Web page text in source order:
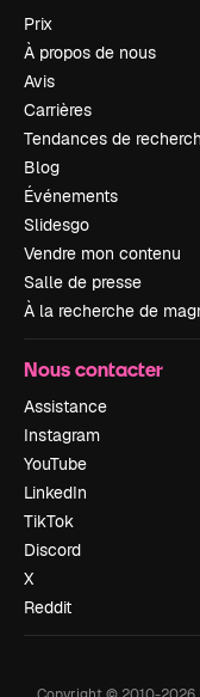
Prix
À propos de nous
Avis
Carrières
Tendances de
Blog
Événements
Slidesgo
Vendre mon contenu
Salle de presse
À la recherche de
Nous contacter
Assistance
Instagram
YouTube
LinkedIn
TikTok
Discord
X
Reddit